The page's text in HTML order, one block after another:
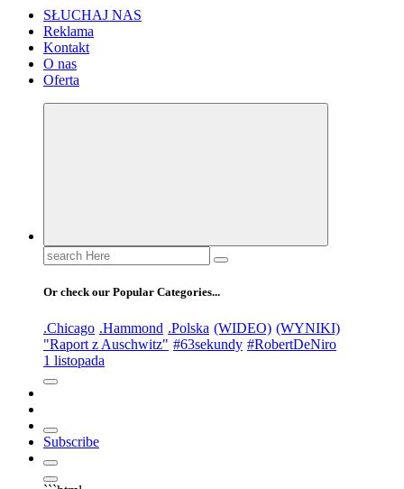
SŁUCHAJ NAS
Reklama
Kontakt
O nas
Oferta
Search
for:
Or check our Popular Categories...
.Chicago .Hammond .Polska (WIDEO) (WYNIKI)
"Raport z Auschwitz" #63sekundy #RobertDeNiro
1 listopada
Subscribe